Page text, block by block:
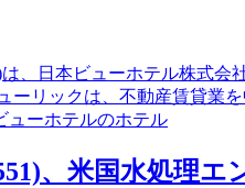
、日本ビューホテル株式会
ーリックは、不動産賃貸業
ューホテルのホテル
、米国水処理エ